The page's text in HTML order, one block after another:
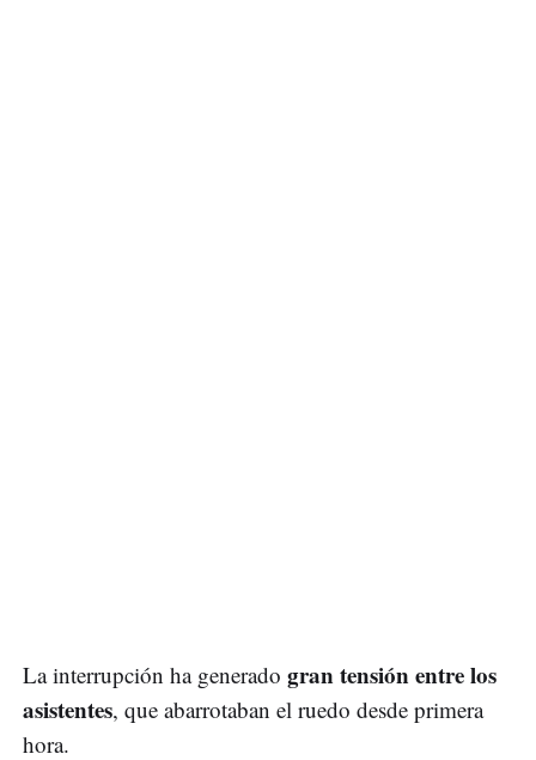
La interrupción ha generado gran tensión entre los
asistentes, que abarrotaban el ruedo desde primera
hora.